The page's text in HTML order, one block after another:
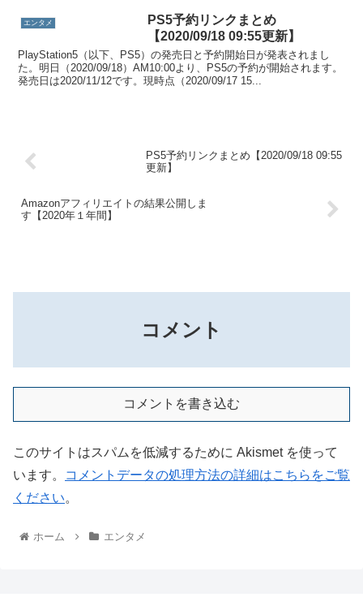
エンタメ
PS5予約リンクまとめ
【2020/09/18 09:55更新】
PlayStation5（以下、PS5）の発売日と予約開始日が発表されまし
た。明日（2020/09/18）AM10:00より、PS5の予約が開始されます。
発売日は2020/11/12です。現時点（2020/09/17 15...
PS5予約リンクまとめ【2020/09/18 09:55
更新】
Amazonアフィリエイトの結果公開しま
す【2020年１年間】
コメント
コメントを書き込む
このサイトはスパムを低減するために Akismet を使って
います。
コメントデータの処理方法の詳細はこちらをご覧
ください。
ホーム エンタメ